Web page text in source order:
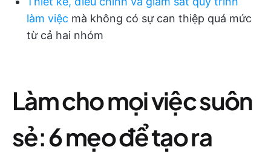
làm việc mà không có sự can thiệp quá mức
từ cả hai nhóm
Làm cho mọi việc suôn
sẻ: 6 mẹo để tạo ra